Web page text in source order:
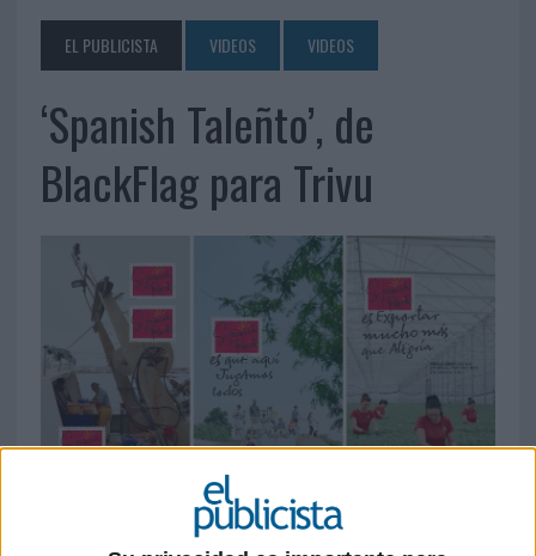
EL PUBLICISTA VIDEOS VIDEOS
‘Spanish Taleñto’, de
BlackFlag para Trivu